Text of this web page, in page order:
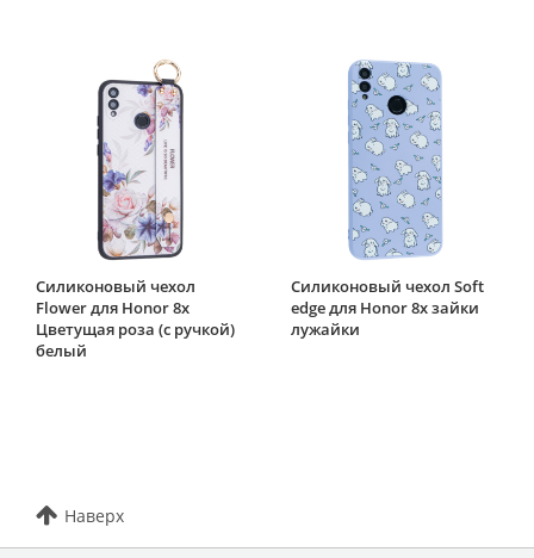
Силиконовый чехол
Flower для Honor 8x
Цветущая роза (с ручкой)
белый
Силиконовый чехол Soft
edge для Honor 8x зайки
лужайки
Наверх